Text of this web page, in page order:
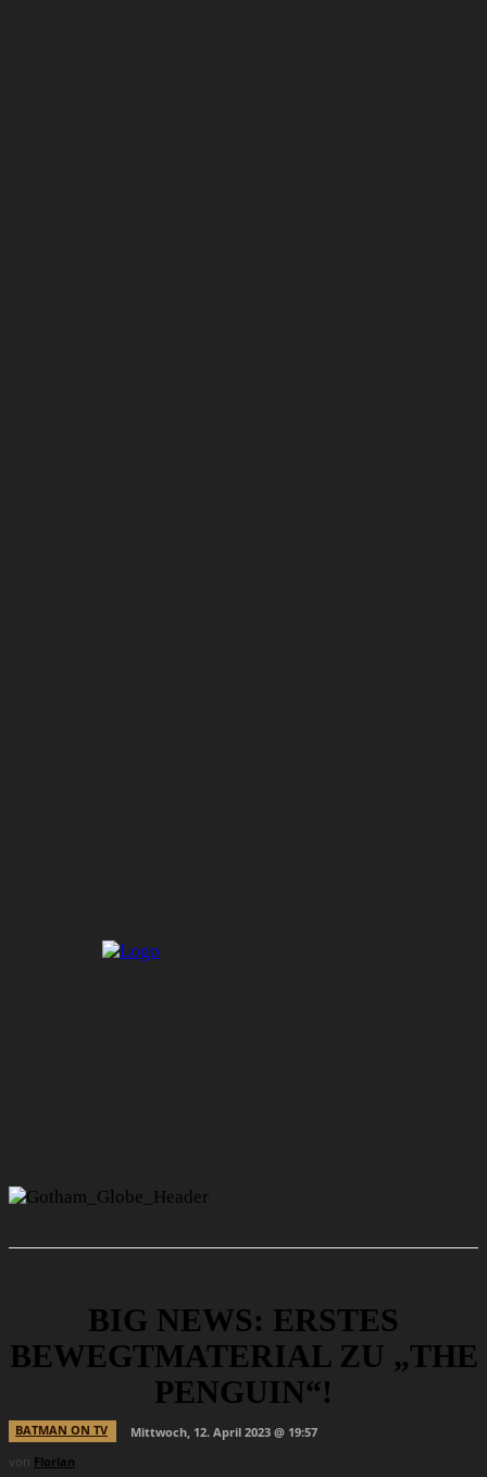
BIG NEWS: ERSTES
BEWEGTMATERIAL ZU „THE
PENGUIN“!
BATMAN ON TV
Mittwoch, 12. April 2023 @ 19:57
von Florian